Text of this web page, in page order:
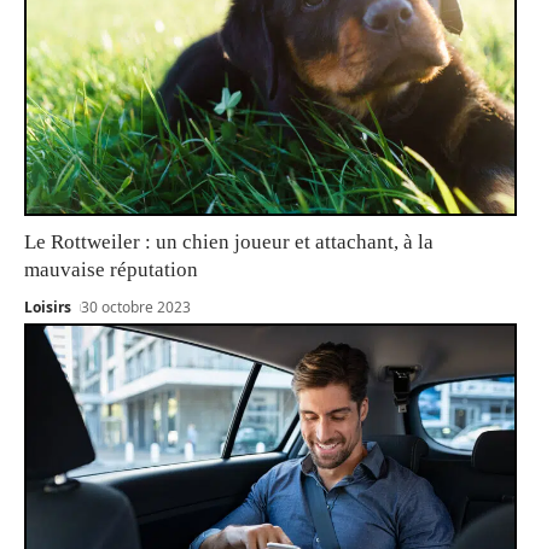
Le Rottweiler : un chien joueur et attachant, à la
mauvaise réputation
Loisirs 30 octobre 2023